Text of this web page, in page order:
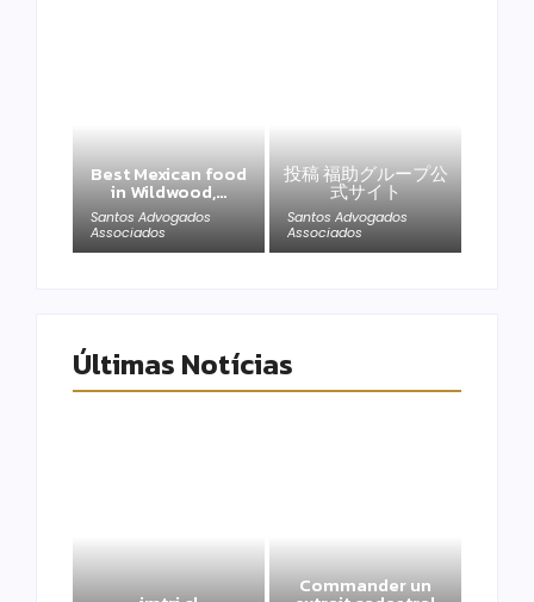
Best Mexican food
in Wildwood,…
Santos Advogados
Associados
投稿 福助グループ公
式サイト
Santos Advogados
Associados
Últimas Notícias
Commander un